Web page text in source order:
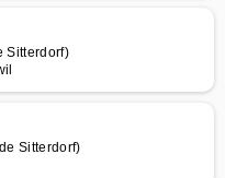
Sitterdorf)
Sitterdorf)